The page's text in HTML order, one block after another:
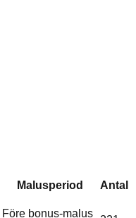
Malusperiod Antal
Före bonus-malus